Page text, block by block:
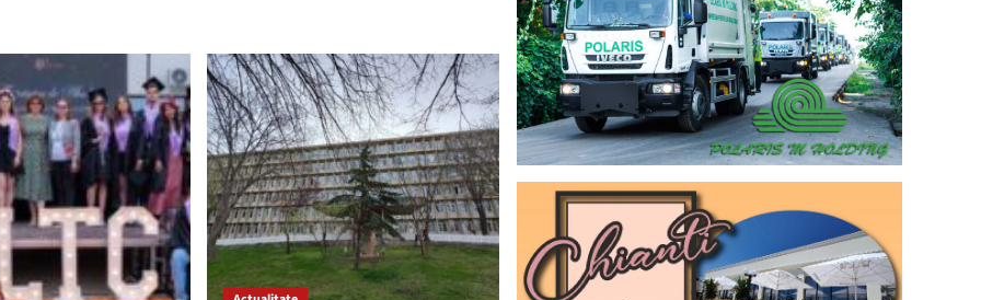
Daniel
Georgescu,
în
privința
blocajului
guvernamental:
„Să
fie
clar,
PSD
este